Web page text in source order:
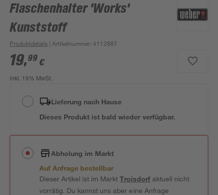
Flaschenhalter 'Works'
Kunststoff
Produktdetails | Artikelnummer:4112887
19,99 €
inkl. 19% MwSt.
Lieferung nach Hause
Dieses Produkt ist bald wieder verfügbar.
Abholung im Markt
Auf Anfrage bestellbar
Dieser Artikel ist im MarktTroisdorfaktuell nicht
vorrätig. Du kannst uns aber eine Anfrage